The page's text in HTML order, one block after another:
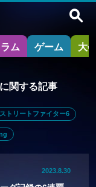
ム ゲーム 大
に関する記事
ストリートファイター6
2023.8.30